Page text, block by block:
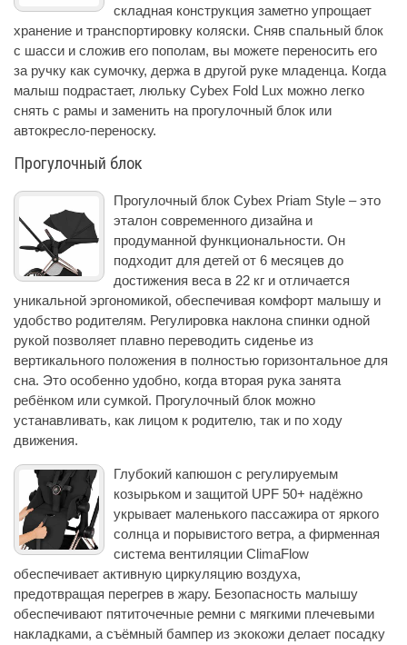
складная конструкция заметно упрощает
хранение и транспортировку коляски. Сняв спальный блок
с шасси и сложив его пополам, вы можете переносить его
за ручку как сумочку, держа в другой руке младенца. Когда
малыш подрастает, люльку Cybex Fold Lux можно легко
снять с рамы и заменить на прогулочный блок или
автокресло-переноску.
Прогулочный блок
Прогулочный блок Cybex Priam Style – это
эталон современного дизайна и
продуманной функциональности. Он
подходит для детей от 6 месяцев до
достижения веса в 22 кг и отличается
уникальной эргономикой, обеспечивая комфорт малышу и
удобство родителям. Регулировка наклона спинки одной
рукой позволяет плавно переводить сиденье из
вертикального положения в полностью горизонтальное для
сна. Это особенно удобно, когда вторая рука занята
ребёнком или сумкой. Прогулочный блок можно
устанавливать, как лицом к родителю, так и по ходу
движения.
Глубокий капюшон с регулируемым
козырьком и защитой UPF 50+ надёжно
укрывает маленького пассажира от яркого
солнца и порывистого ветра, а фирменная
система вентиляции ClimaFlow
обеспечивает активную циркуляцию воздуха,
предотвращая перегрев в жару. Безопасность малышу
обеспечивают пятиточечные ремни с мягкими плечевыми
накладками, а съёмный бампер из экокожи делает посадку